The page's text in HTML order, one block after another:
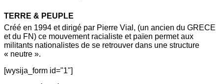
TERRE & PEUPLE
Créé en 1994 et dirigé par Pierre Vial, (un ancien du GRECE
et du FN) ce mouvement racialiste et païen permet aux
militants nationalistes de se retrouver dans une structure
« neutre ».
[wysija_form id="1"]